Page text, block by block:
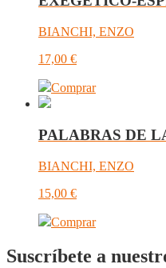
BIANCHI, ENZO
17,00 €
Comprar
PALABRAS DE
BIANCHI, ENZO
15,00 €
Comprar
Suscríbete a